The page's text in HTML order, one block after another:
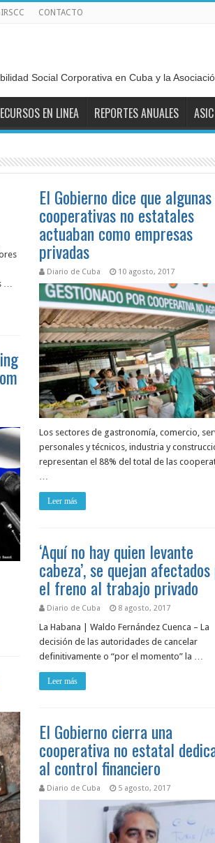
CONTACTO
Social Corporativa en Cuba y la
EN LINEA REPORTES ANUALES ASIC
…
El Gobierno dice que algunas
cooperativas no estatales
actuaban como empresas
privadas
Diario de Cuba 10 agosto, 2017
Los sectores de gastronomía, comercio,
personales y técnicos, industria y
representan el 88% del total de las
…
Leer más
‘Aquí no hay quien levante
cabeza’, se quejan
el freno al trabajo privado
Diario de Cuba 8 agosto, 2017
La Habana | Waldo Fernández Cuenca – La
decisión de las autoridades de cancelar
definitivamente o “por el momento” la …
Leer más
El Gobierno cierra una
cooperativa no estatal
al control financiero
Diario de Cuba 5 agosto, 2017